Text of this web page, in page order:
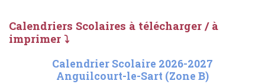
Calendriers Scolaires à télécharger / à
imprimer ⤵
Calendrier Scolaire 2026-2027
Anguilcourt-le-Sart (Zone B)